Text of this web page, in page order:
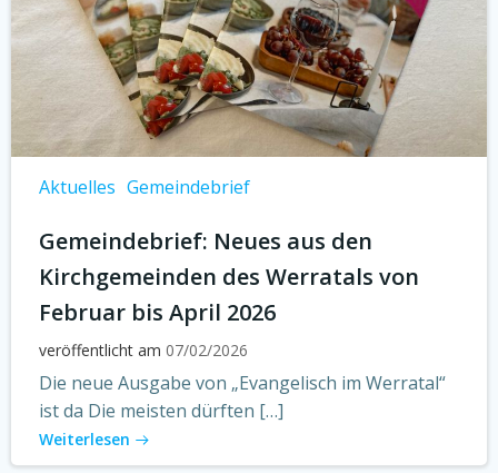
Aktuelles Gemeindebrief
Gemeindebrief: Neues aus den
Kirchgemeinden des Werratals von
Februar bis April 2026
veröffentlicht am 07/02/2026
Die neue Ausgabe von „Evangelisch im Werratal“
ist da Die meisten dürften […]
Weiterlesen